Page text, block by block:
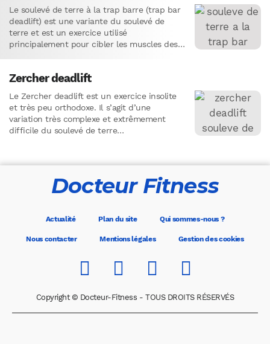
Le soulevé de terre à la trap barre (trap bar
deadlift) est une variante du soulevé de
terre et est un exercice utilisé
principalement pour cibler les muscles des
Zercher deadlift
Le Zercher deadlift est un exercice insolite
et très peu orthodoxe. Il s’agit d’une
variation très complexe et extrêmement
difficile du soulevé de terre
Docteur Fitness
Actualité Plan du site Qui sommes-nous ?
Nous contacter Mentions légales Gestion des cookies
Copyright © Docteur-Fitness - TOUS DROITS RÉSERVÉS